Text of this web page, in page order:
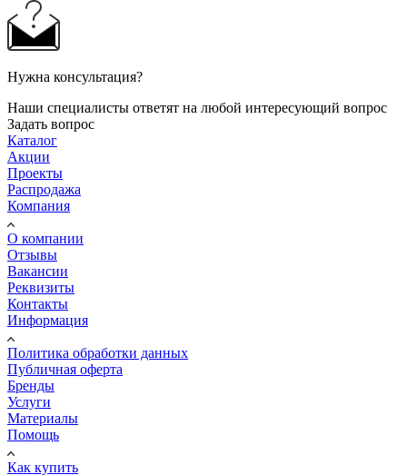
Нужна консультация?
Наши специалисты ответят на любой интересующий вопрос
Задать вопрос
Каталог
Акции
Проекты
Распродажа
Компания
О компании
Отзывы
Вакансии
Реквизиты
Контакты
Информация
Политика обработки данных
Публичная оферта
Бренды
Услуги
Материалы
Помощь
Как купить